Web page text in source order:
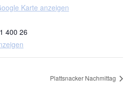
Karte anzeigen
400 26
Plattsnacker Nachmittag